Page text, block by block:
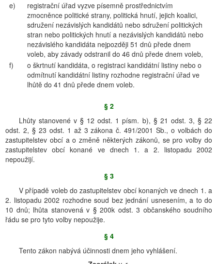
e)
registrační úřad vyzve písemně prostřednictvím
zmocněnce politické strany, politická hnutí, jejich koalici,
sdružení nezávislých kandidátů nebo sdružení politických
stran nebo politických hnutí a nezávislých kandidátů nebo
nezávislého kandidáta nejpozději 51 dnů přede dnem
voleb, aby závady odstranil do 46 dnů přede dnem voleb,
f)
o škrtnutí kandidáta, o registraci kandidátní listiny nebo o
odmítnutí kandidátní listiny rozhodne registrační úřad ve
lhůtě do 41 dnů přede dnem voleb.
§ 2
Lhůty stanovené v § 12 odst. 1 písm. b), § 21 odst. 3, § 22
odst. 2, § 23 odst. 1 až 3 zákona č. 491/2001 Sb., o volbách do
zastupitelstev obcí a o změně některých zákonů, se pro volby do
zastupitelstev obcí konané ve dnech 1. a 2. listopadu 2002
nepoužijí.
§ 3
V případě voleb do zastupitelstev obcí konaných ve dnech 1. a
2. listopadu 2002 rozhodne soud bez jednání usnesením, a to do
10 dnů; lhůta stanovená v § 200k odst. 3 občanského soudního
řádu se pro tyto volby nepoužije.
§ 4
Tento zákon nabývá účinnosti dnem jeho vyhlášení.